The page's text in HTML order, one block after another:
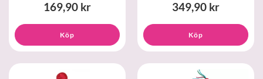
169,90 kr
Köp
349,90 kr
Köp